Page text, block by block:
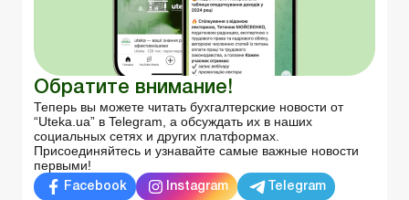
Обратите внимание!
Теперь вы можете читать бухгалтерские новости от
“Uteka.ua” в Telegram, а обсуждать их в наших
социальных сетях и других платформах.
Присоединяйтесь и узнавайте самые важные новости
первыми!
Facebook Instagram Telegram